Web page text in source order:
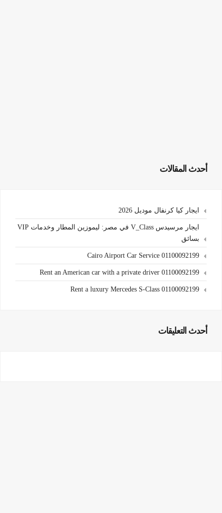
أحدث المقالات
ايجار كيا كرنفال موديل 2026
ايجار مرسيدس V_Class في مصر: ليموزين المطار وخدمات VIP
بسائق
Cairo Airport Car Service 01100092199
Rent an American car with a private driver 01100092199
Rent a luxury Mercedes S-Class 01100092199
أحدث التعليقات